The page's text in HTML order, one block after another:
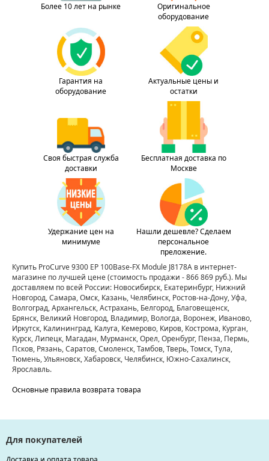
Более 10 лет на рынке
Оригинальное
оборудование
Гарантия на
оборудование
Актуальные цены и
остатки
Своя быстрая служба
доставки
Бесплатная доставка по
Москве
Удержание цен на
минимуме
Нашли дешевле? Сделаем
персональное
преложение.
Купить ProCurve 9300 EP 100Base-FX Module J8178A в интернет-
магазине по лучшей цене(стоимость продажи - 866 869 руб.). Мы
доставляем по всей России: Новосибирск, Екатеринбург, Нижний
Новгород, Самара, Омск, Казань, Челябинск, Ростов-на-Дону, Уфа,
Волгоград, Архангельск, Астрахань, Белгород, Благовещенск,
Брянск, Великий Новгород, Владимир, Вологда, Воронеж, Иваново,
Иркутск, Калининград, Калуга, Кемерово, Киров, Кострома, Курган,
Курск, Липецк, Магадан, Мурманск, Орел, Оренбург, Пенза, Пермь,
Псков, Рязань, Саратов, Смоленск, Тамбов, Тверь, Томск, Тула,
Тюмень, Ульяновск, Хабаровск, Челябинск, Южно-Сахалинск,
Ярославль.
Основные правила возврата товара
Для покупателей